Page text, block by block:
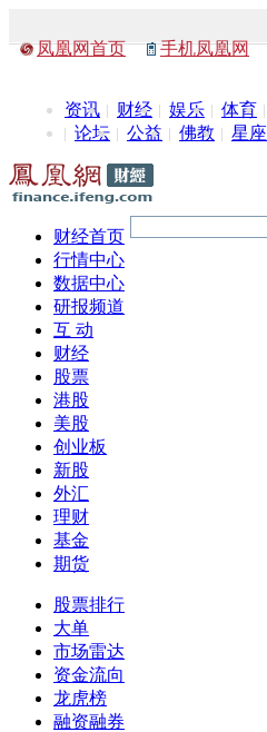
凤凰网首页 手机凤凰网
资讯 财经 娱乐 体育
论坛
公益 佛教 星座
财经首页
行情中心
数据中心
研报频道
互 动
财经
股票
港股
美股
创业板
新股
外汇
理财
基金
期货
股票排行
大单
市场雷达
资金流向
龙虎榜
融资融券